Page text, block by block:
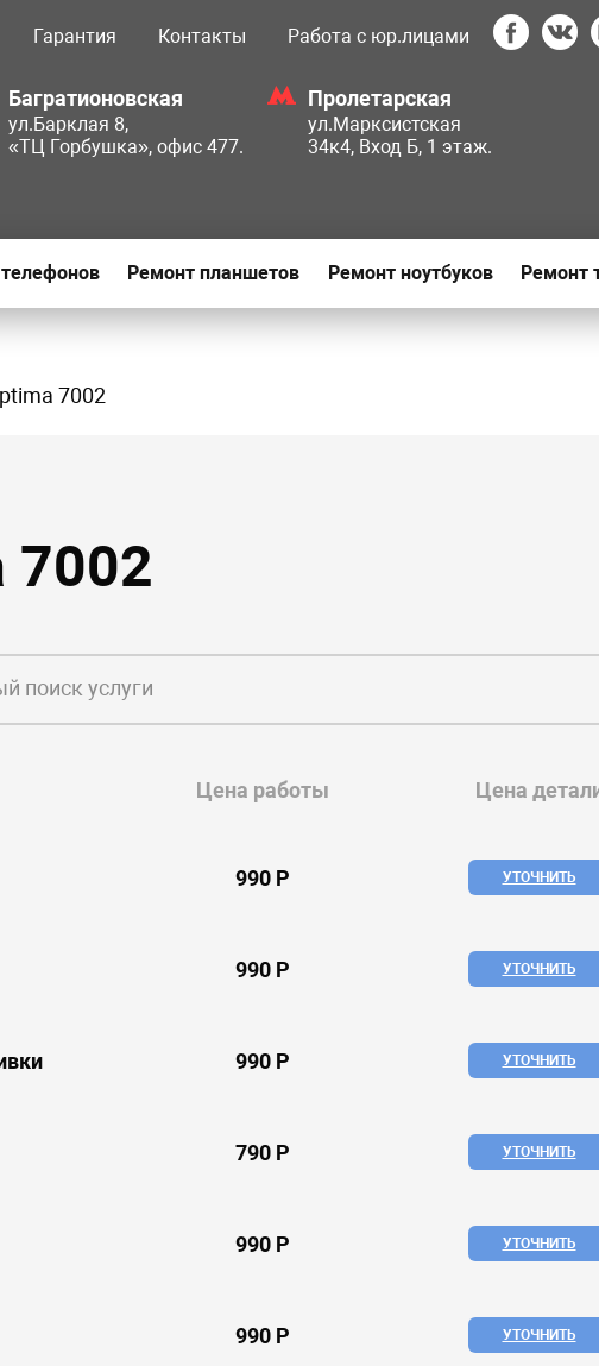
Гарантия Контакты Работа с юр.лицами
Багратионовская
ул.Барклая 8,
«ТЦ Горбушка», офис 477.
Пролетарская
ул.Марксистская
34к4, Вход Б, 1 этаж.
Ремонт планшетов Ремонт ноутбуков Ремонт
7002
7002
Цена работы Цена
990 P УТОЧНИТЬ
990 P УТОЧНИТЬ
990 P УТОЧНИТЬ
790 P УТОЧНИТЬ
990 P УТОЧНИТЬ
990 P УТОЧНИТЬ